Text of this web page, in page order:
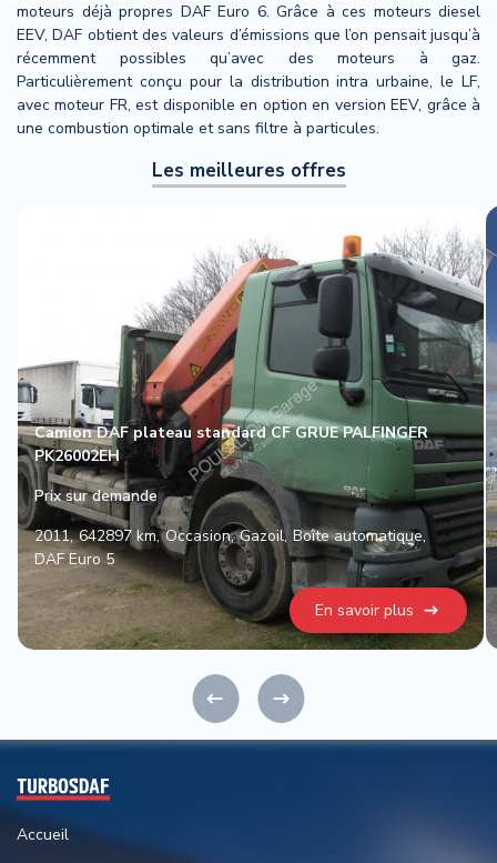
moteurs déjà propres DAF Euro 6. Grâce à ces moteurs diesel
EEV, DAF obtient des valeurs d’émissions que l’on pensait jusqu’à
récemment possibles qu’avec des moteurs à gaz.
Particulièrement conçu pour la distribution intra urbaine, le LF,
avec moteur FR, est disponible en option en version EEV, grâce à
une combustion optimale et sans filtre à particules.
Les meilleures offres
Camion DAF plateau standard CF GRUE PALFINGER
PK26002EH
Prix sur demande
2011 642897 km Occasion Gazoil Boîte automatique
DAF Euro 5
En savoir plus
Accueil